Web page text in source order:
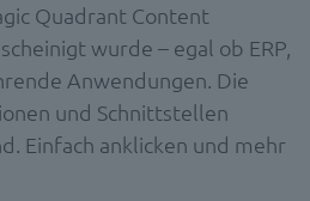
Quadrant Content
wurde – egal ob ERP,
Anwendungen. Die
und Schnittstellen
Einfach anklicken und mehr